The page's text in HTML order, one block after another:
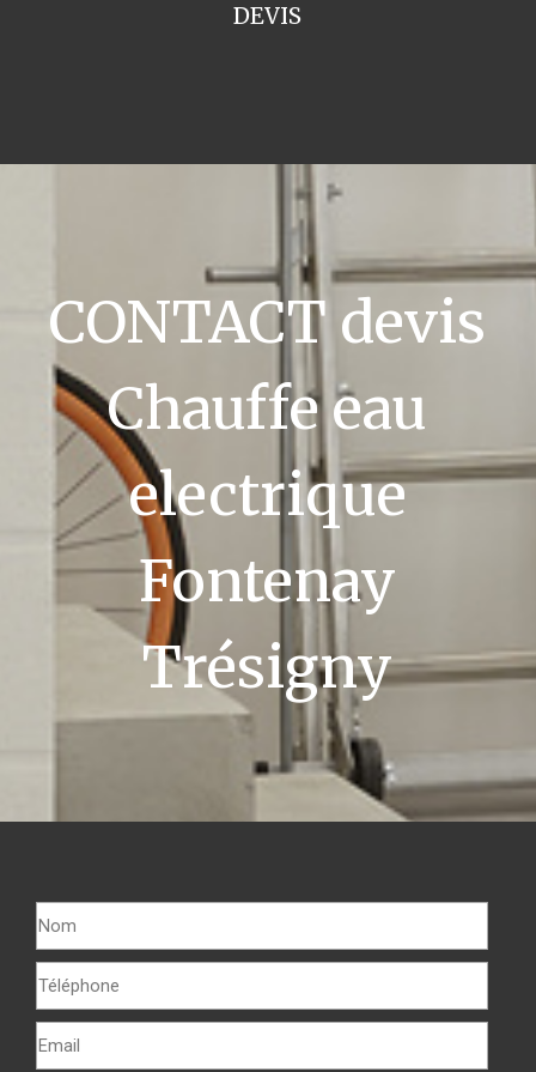
DEVIS
CONTACT devis
Chauffe eau
electrique
Fontenay
Trésigny